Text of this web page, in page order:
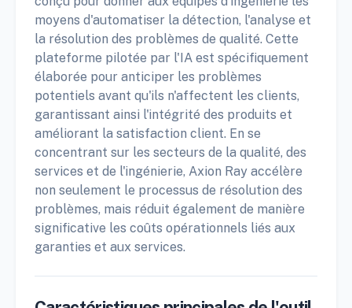
moyens d'automatiser la détection, l'analyse et
la résolution des problèmes de qualité. Cette
plateforme pilotée par l'IA est spécifiquement
élaborée pour anticiper les problèmes
potentiels avant qu'ils n'affectent les clients,
garantissant ainsi l'intégrité des produits et
améliorant la satisfaction client. En se
concentrant sur les secteurs de la qualité, des
services et de l'ingénierie, Axion Ray accélère
non seulement le processus de résolution des
problèmes, mais réduit également de manière
significative les coûts opérationnels liés aux
garanties et aux services.